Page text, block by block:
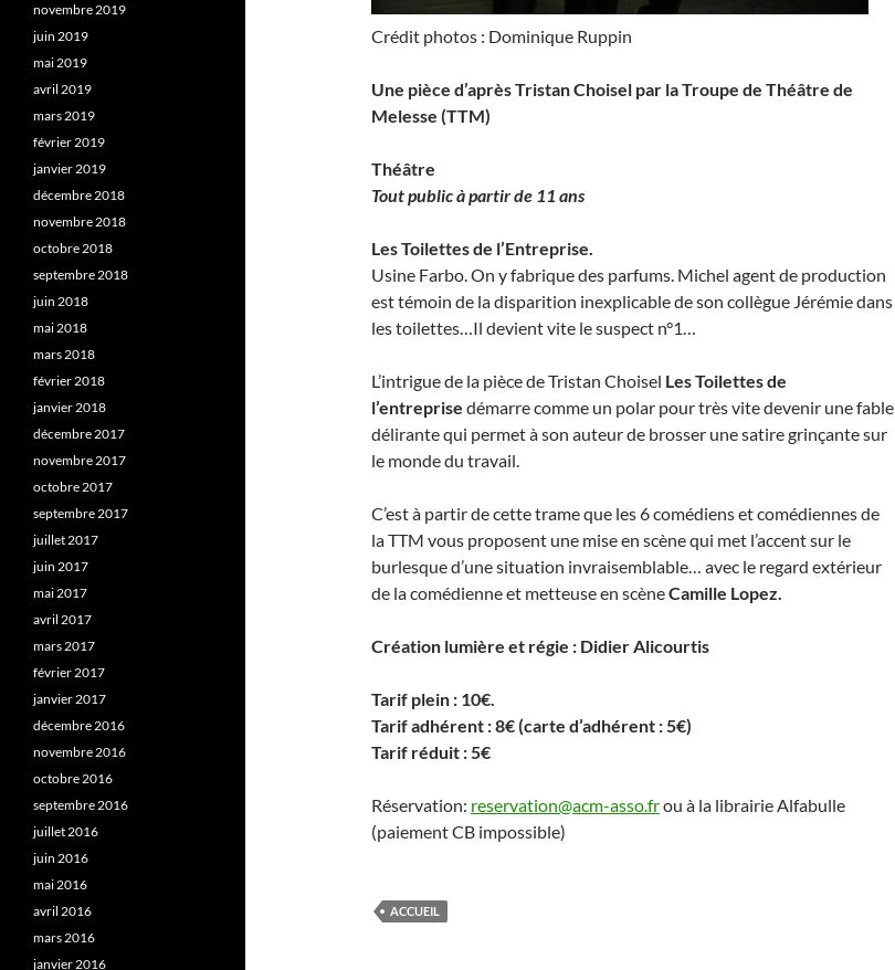
Crédit photos : Dominique Ruppin
Une pièce d’après Tristan Choisel par la Troupe de Théâtre de
Melesse (TTM)
Théâtre
Tout public à partir de 11 ans
Les Toilettes de l’Entreprise.
Usine Farbo. On y fabrique des parfums. Michel agent de production
est témoin de la disparition inexplicable de son collègue Jérémie dans
les toilettes…Il devient vite le suspect n°1…
L’intrigue de la pièce de Tristan Choisel Les Toilettes de
l’entreprise démarre comme un polar pour très vite devenir une fable
délirante qui permet à son auteur de brosser une satire grinçante sur
le monde du travail.
C’est à partir de cette trame que les 6 comédiens et comédiennes de
la TTM vous proposent une mise en scène qui met l’accent sur le
burlesque d’une situation invraisemblable… avec le regard extérieur
de la comédienne et metteuse en scèneCamille Lopez.
Création lumière et régie : Didier Alicourtis
Tarif plein : 10€.
Tarif adhérent : 8€ (carte d’adhérent : 5€)
Tarif réduit : 5€
Réservation: reservation@acm-asso.frou à la librairie Alfabulle
(paiement CB impossible)
ACCUEIL
novembre 2019
juin 2019
mai 2019
avril 2019
mars 2019
février 2019
janvier 2019
décembre 2018
novembre 2018
octobre 2018
septembre 2018
juin 2018
mai 2018
mars 2018
février 2018
janvier 2018
décembre 2017
novembre 2017
octobre 2017
septembre 2017
juillet 2017
juin 2017
mai 2017
avril 2017
mars 2017
février 2017
janvier 2017
décembre 2016
novembre 2016
octobre 2016
septembre 2016
juillet 2016
juin 2016
mai 2016
avril 2016
mars 2016
janvier 2016